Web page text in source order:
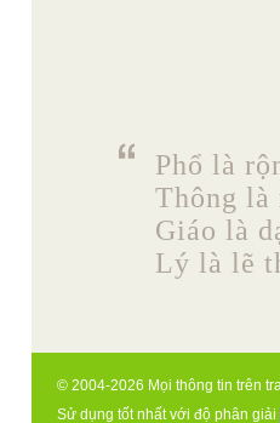
Phổ là
Thông là
Giáo là
Lý là lẽ
© 2004-2026 Mọi thông tin trên
Sử dụng tốt nhất với độ phân giải